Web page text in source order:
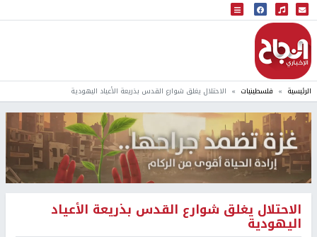
البث المباشر
إذاعة النجاح
الرئيسية فلسطينيات الاحتلال يغلق شوارع القدس بذريعة الأعياد اليهودية
الاحتلال يغلق شوارع القدس بذريعة الأعياد
اليهودية